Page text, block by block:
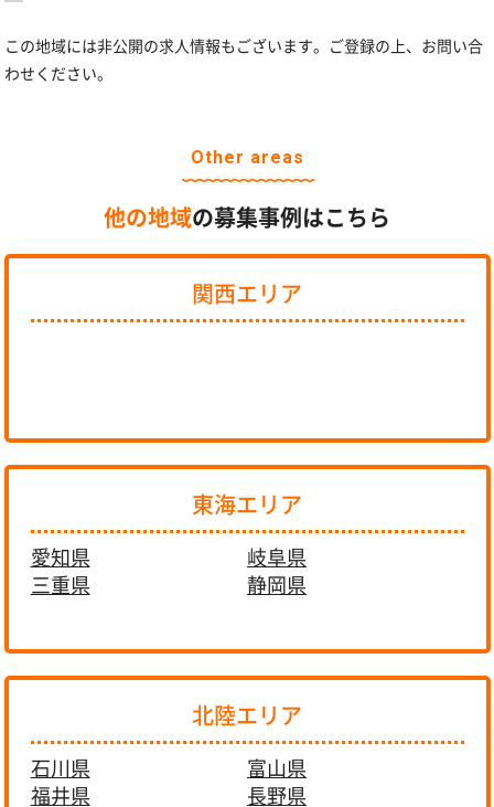
この地域には非公開の求人情報もございます。ご登録の上、お問い合
わせください。
Other areas
他の地域の募集事例はこちら
関西エリア
東海エリア
愛知県
岐阜県
三重県
静岡県
北陸エリア
石川県
富山県
福井県
長野県